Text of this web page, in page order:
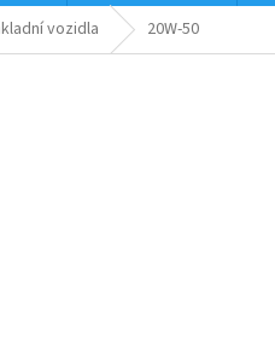
vozidla 20W-50